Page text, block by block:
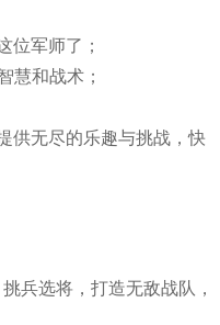
位军师了；
慧和战术；
供无尽的乐趣与挑战，快
兵选将，打造无敌战队，